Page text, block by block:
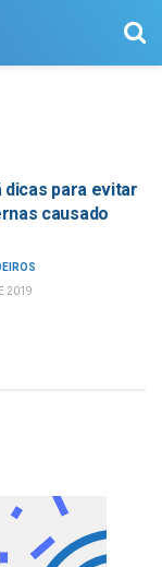
dicas para evitar
causado
2019